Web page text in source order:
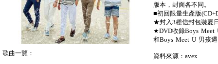
版本，封面各不同。
■初回限量生產版
★封入3種信封包裝夏
★DVD收錄Boys Meet
和Boys Meet U 男孩
資料來源：avex
歌曲一覽：